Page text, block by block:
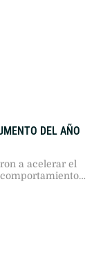
DEL AÑO
a acelerar el